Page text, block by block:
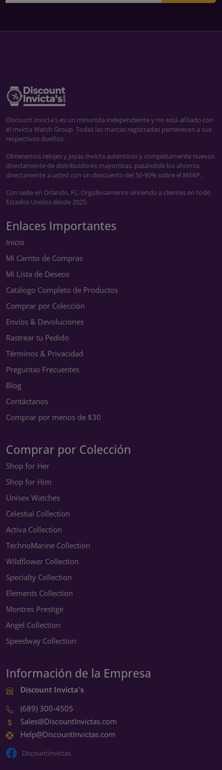
Discount Invicta's es un minorista independiente y no está afiliado con
el Invicta Watch Group. Todas las marcas registradas pertenecen a sus
respectivos dueños.
Obtenemos relojes y joyas Invicta auténticos y completamente nuevos
directamente de distribuidores mayoristas, pasándole los ahorros
directamente a usted con un descuento del 50-90% sobre el MSRP.
Con sede en Orlando, FL. Orgullosamente sirviendo a clientes en todo
Estados Unidos desde 2025.
Enlaces Importantes
Inicio
Mi Carrito de Compras
Mi Lista de Deseos
Catálogo Completo de Productos
Comprar por Colección
Envíos & Devoluciones
Rastrear tu Pedido
Términos & Privacidad
Preguntas Frecuentes
Blog
Contáctanos
Comprar por menos de $30
Comprar por Colección
Shop for Her
Shop for Him
Unisex Watches
Celestial Collection
Activa Collection
TechnoMarine Collection
Wildflower Collection
Specialty Collection
Elements Collection
Montres Prestige
Angel Collection
Speedway Collection
Información de la Empresa
Discount Invicta's
(689) 300-4505
Sales@DiscountInvictas.com
Help@DiscountInvictas.com
DiscountInvictas